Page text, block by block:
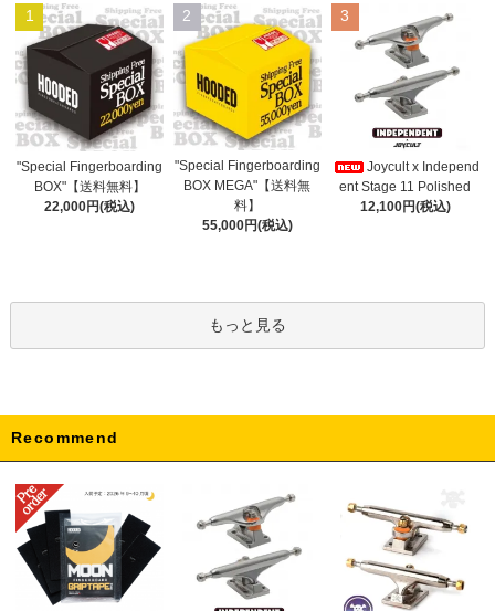
1
"Special Fingerboarding
BOX"【送料無料】
22,000円(税込)
2
"Special Fingerboarding
BOX MEGA"【送料無
料】
55,000円(税込)
3
Joycult x Independ
ent Stage 11 Polished
12,100円(税込)
もっと見る
Recommend